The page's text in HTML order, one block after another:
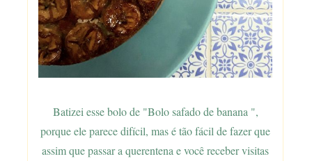
Batizei esse bolo de "Bolo safado de banana ",
porque ele parece difícil, mas é tão fácil de fazer que
assim que passar a querentena e você receber visitas